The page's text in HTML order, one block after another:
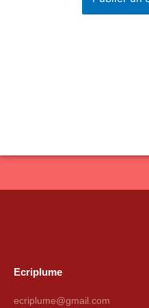
Ecriplume
ecriplume@gmail.com